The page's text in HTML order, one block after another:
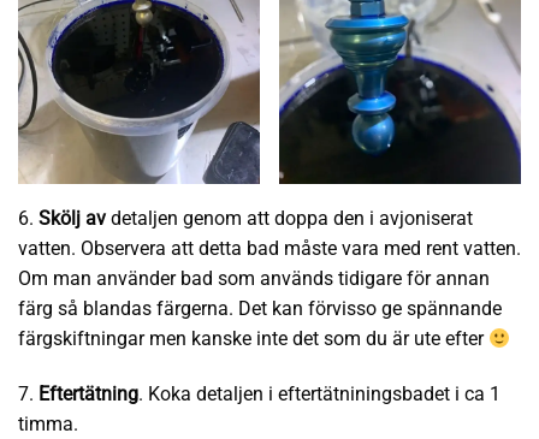
6. Skölj av detaljen genom att doppa den i avjoniserat
vatten. Observera att detta bad måste vara med rent vatten.
Om man använder bad som används tidigare för annan
färg så blandas färgerna. Det kan förvisso ge spännande
färgskiftningar men kanske inte det som du är ute efter
7. Eftertätning. Koka detaljen i eftertätniningsbadet i ca 1
timma.